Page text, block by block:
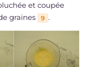
et coupée
graines
9 .